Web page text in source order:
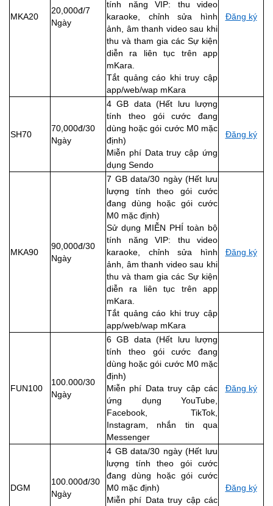
MKA20
20,000đ/7
Ngày
tính năng VIP: thu video
karaoke, chỉnh sửa hình
ảnh, âm thanh video sau khi
thu và tham gia các Sự kiện
diễn ra liên tục trên app
mKara.
Tắt quảng cáo khi truy cập
app/web/wap mKara
Đăng ký
SH70
70,000đ/30
Ngày
4 GB data (Hết lưu lượng
tính theo gói cước đang
dùng hoặc gói cước M0 mặc
định)
Miễn phí Data truy cập ứng
dụng Sendo
Đăng ký
MKA90
90,000đ/30
Ngày
7 GB data/30 ngày (Hết lưu
lượng tính theo gói cước
đang dùng hoặc gói cước
M0 mặc định)
Sử dụng MIỄN PHÍ toàn bộ
tính năng VIP: thu video
karaoke, chỉnh sửa hình
ảnh, âm thanh video sau khi
thu và tham gia các Sự kiện
diễn ra liên tục trên app
mKara.
Tắt quảng cáo khi truy cập
app/web/wap mKara
Đăng ký
FUN100
100.000/30
Ngày
6 GB data (Hết lưu lượng
tính theo gói cước đang
dùng hoặc gói cước M0 mặc
định)
Miễn phí Data truy cập các
ứng dụng YouTube,
Facebook, TikTok,
Instagram, nhắn tin qua
Messenger
Đăng ký
DGM
100.000đ/30
Ngày
4 GB data/30 ngày (Hết lưu
lượng tính theo gói cước
đang dùng hoặc gói cước
M0 mặc định)
Miễn phí Data truy cập các
Đăng ký